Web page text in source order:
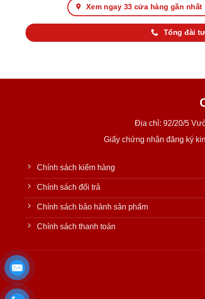
Xem ngay 33 cửa hàng gần nhất
Tổng đài
Địa chỉ: 92/20/5
Giấy chứng nhận đăng ký
Chính sách kiểm hàng
Chính sách đổi trả
Chính sách bảo hành sản phẩm
Chính sách thanh toán